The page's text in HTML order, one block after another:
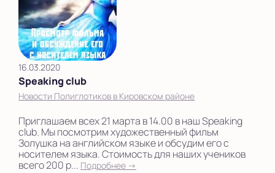
16.03.2020
Speaking club
Новости Полиглотиков в Кировском районе
Приглашаем всех 21 марта в 14.00 в наш Speaking
club. Мы посмотрим художественный фильм
Золушка на английском языке и обсудим его с
носителем языка. Стоимость для наших учеников
всего 200 р... Подробнее →